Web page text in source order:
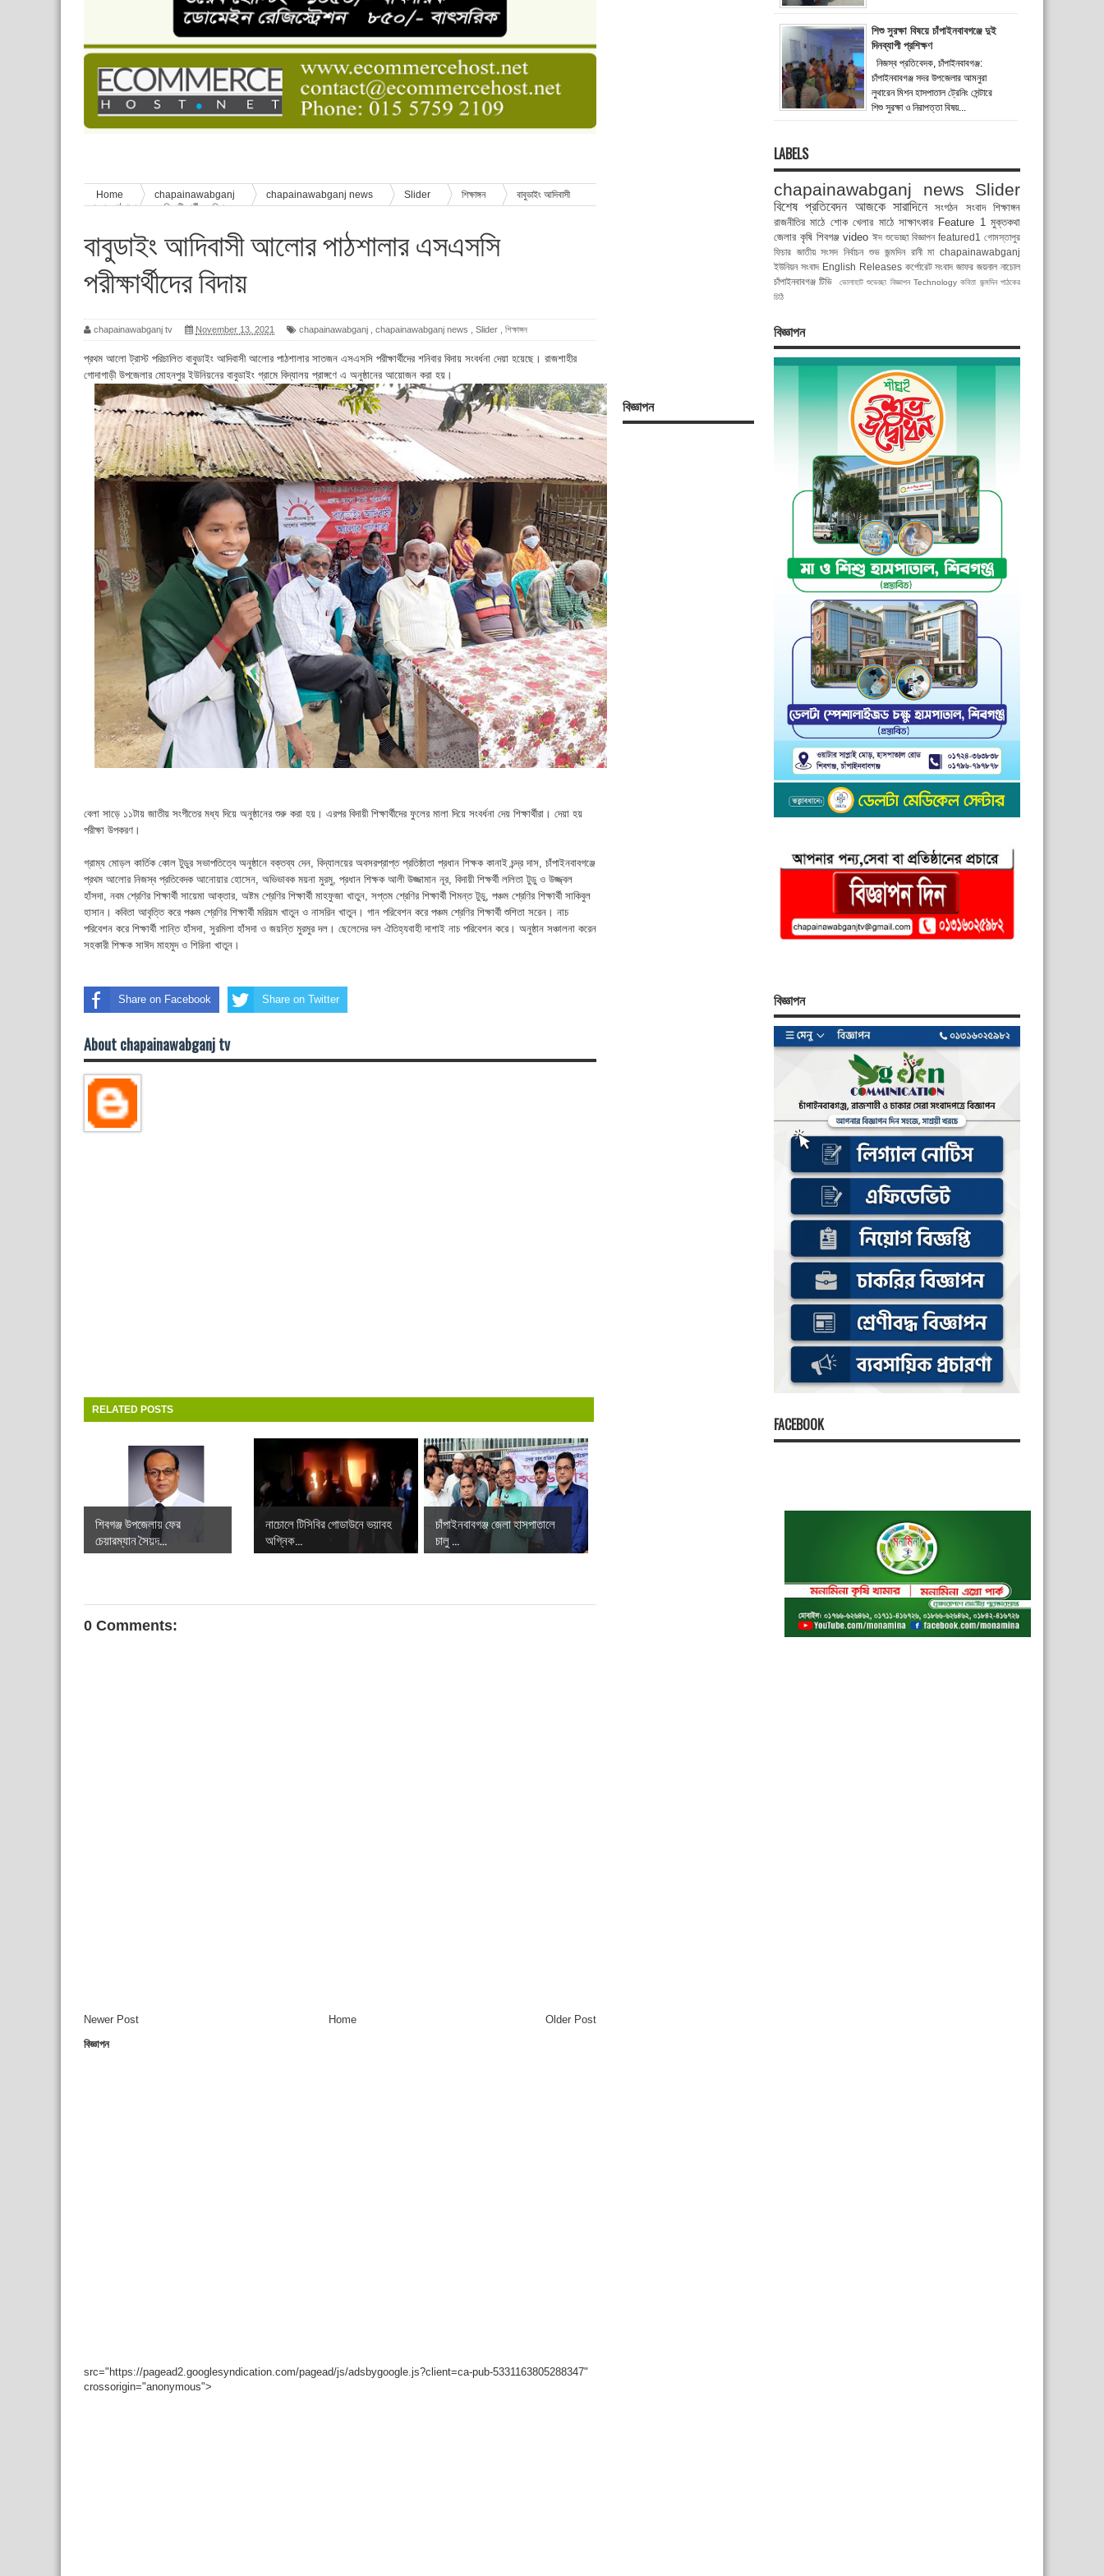
চাঁপাইনবাবগঞ্জে শেষ হয়েছে ৫ দিনের স্কাউট ইউনিট লিডার বেসিক কোর্স
বাংলাদেশ স্কাউটস দিবস পালন
পানি সংকট, কলস নিয়ে বিক্ষোভ
ঈদের শুভেচ্ছা জানিয়েছেন সাবেক ছাত্রলীগ নেতা আবু হাসনাত সুমন
শিশু সুরক্ষা বিষয়ে চাঁপাইনবাবগঞ্জে দুই দিনব্যাপী প্রশিক্ষণ
বিজ্ঞাপন
Home chapainawabganj chapainawabganj news Slider শিক্ষাঙ্গন
বাবুডাইং আদিবাসী
আলোর পাঠশালার এসএসসি পরীক্ষার্থীদের বিদায়
বাবুডাইং আদিবাসী আলোর পাঠশালার এসএসসি
পরীক্ষার্থীদের বিদায়
chapainawabganj tv November 13, 2021 chapainawabganj chapainawabganj news Slider শিক্ষাঙ্গন
প্রথম আলো ট্রাস্ট পরিচালিত বাবুডাইং আদিবাসী আলোর পাঠশালার সাতজন এসএসসি পরীক্ষার্থীদের শনিবার বিদায় সংবর্ধনা দেয়া হয়েছে। রাজশাহীর
গোদাগাড়ী উপজেলার মোহনপুর ইউনিয়নের বাবুডাইং গ্রামে বিদ্যালয় প্রাঙ্গণে এ অনুষ্ঠানের আয়োজন করা হয়।
বেলা সাড়ে ১১টায় জাতীয় সংগীতের মধ্য দিয়ে অনুষ্ঠানের শুরু করা হয়। এরপর বিদায়ী শিক্ষার্থীদের ফুলের মালা দিয়ে সংবর্ধনা দেয় শিক্ষার্থীরা। দেয়া হয়
পরীক্ষা উপকরণ।
গ্রাম্য মোড়ল কার্তিক কোল টুডুর সভাপতিত্বে অনুষ্ঠানে বক্তব্য দেন, বিদ্যালয়ের অবসরপ্রাপ্ত প্রতিষ্ঠাতা প্রধান শিক্ষক কানাই চন্দ্র দাস, চাঁপাইনবাবগঞ্জে
প্রথম আলোর নিজস্ব প্রতিবেদক আনোয়ার হোসেন, অভিভাবক ময়না মুরমু, প্রধান শিক্ষক আলী উজ্জামান নূর, বিদায়ী শিক্ষর্থী ললিতা টুডু ও উজ্জ্বল
হাঁসদা, নবম শ্রেণির শিক্ষার্থী সায়েমা আক্তার, অষ্টম শ্রেণির শিক্ষার্থী মাহফুজা খাতুন, সপ্তম শ্রেণির শিক্ষার্থী শিমন্ত টুডু, পঞ্চম শ্রেণির শিক্ষার্থী সাকিবুল
হাসান। কবিতা আবৃত্তি করে পঞ্চম শ্রেণির শিক্ষার্থী মরিয়ম খাতুন ও নাসরিন খাতুন। গান পরিবেশন করে পঞ্চম শ্রেণির শিক্ষার্থী শুশিতা সরেন। নাচ
পরিবেশন করে শিক্ষার্থী শান্তি হাঁসদা, সুরমিলা হাঁসদা ও জয়ন্তি মুরমুর দল। ছেলেদের দল ঐতিহ্যবাহী দাশাই নাচ পরিবেশন করে। অনুষ্ঠান সঞ্চালনা করেন
সহকারী শিক্ষক সাঈদ মাহমুদ ও শিরিনা খাতুন।
Share on Facebook Share on Twitter
About chapainawabganj tv
RELATED POSTS
শিবগঞ্জ উপজেলায় ফের
চেয়ারম্যান সৈয়দ...
নাচোলে টিসিবির গোডাউনে ভয়াবহ
অগ্নিক...
চাঁপাইনবাবগঞ্জ জেলা হাসপাতালে
চালু ...
0 Comments:
Newer Post Older Post
Home
বিজ্ঞাপন
src="https://pagead2.googlesyndication.com/pagead/js/adsbygoogle.js?client=ca-pub-5331163805288347"
crossorigin="anonymous">
শিশু সুরক্ষা বিষয়ে চাঁপাইনবাবগঞ্জে দুই
দিনব্যাপী প্রশিক্ষণ
নিজস্ব প্রতিবেদক, চাঁপাইনবাবগঞ্জ:
চাঁপাইনবাবগঞ্জ সদর উপজেলার আমনুরা
লুথারেন মিশন হাসপাতাল ট্রেনিং সেন্টারে
শিশু সুরক্ষা ও নিরাপত্তা বিষয়...
LABELS
chapainawabganj news Slider
বিশেষ প্রতিবেদন আজকে সারাদিনে সংগঠন সংবাদ
শিক্ষাঙ্গন
রাজনীতির মাঠে শোক খেলার মাঠে সাক্ষাৎকার Feature 1 মুক্তকথা
জেলার কৃষি শিবগঞ্জ video ঈদ শুভেচ্ছা বিজ্ঞাপন featured1 গোমস্তাপুর
ফিচার জাতীয় সংসদ নির্বাচন শুভ জন্মদিন রানী মা chapainawabganj
ইউনিয়ন সংবাদ English Releases কর্পোরেট সংবাদ জাফর জয়নাল নাচোল
চাঁপাইনবাবগঞ্জ টিভি
ভোলাহাট শুভেচ্ছা বিজ্ঞাপন Technology কবিতা জন্মদিন পাঠকের
চিঠি
বিজ্ঞাপন
বিজ্ঞাপন
FACEBOOK